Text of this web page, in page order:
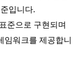
입니다.
준으로 구현되며
임워크를 제공합니